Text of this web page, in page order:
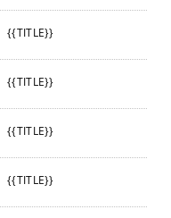
{{TITLE}}
{{TITLE}}
{{TITLE}}
{{TITLE}}